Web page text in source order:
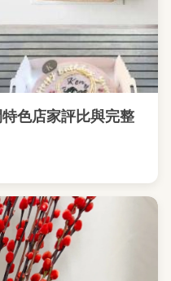
色店家評比與完整